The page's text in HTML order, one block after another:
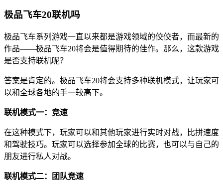
极品飞车20联机吗
极品飞车系列游戏一直以来都是游戏领域的佼佼者，而最新的
作品——极品飞车20将会是值得期待的佳作。那么，这款游戏
是否支持联机呢？
答案是肯定的。极品飞车20将会支持多种联机模式，让玩家可
以和全球各地的手一较高下。
联机模式一：竞速
在这种模式下，玩家可以和其他玩家进行实时对战，比拼速度
和驾驶技巧。玩家可以选择参加全球的比赛，也可以与自己的
朋友进行私人对战。
联机模式二：团队竞速